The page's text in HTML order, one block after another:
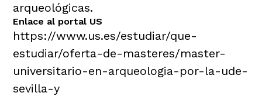
arqueológicas.
Enlace al portal US
https://www.us.es/estudiar/que-
estudiar/oferta-de-masteres/master-
universitario-en-arqueologia-por-la-ude-
sevilla-y